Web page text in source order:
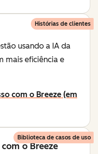
Histórias de clientes
usando a IA da
mais eficiência e
com o Breeze (em
Biblioteca de casos de uso
o Breeze